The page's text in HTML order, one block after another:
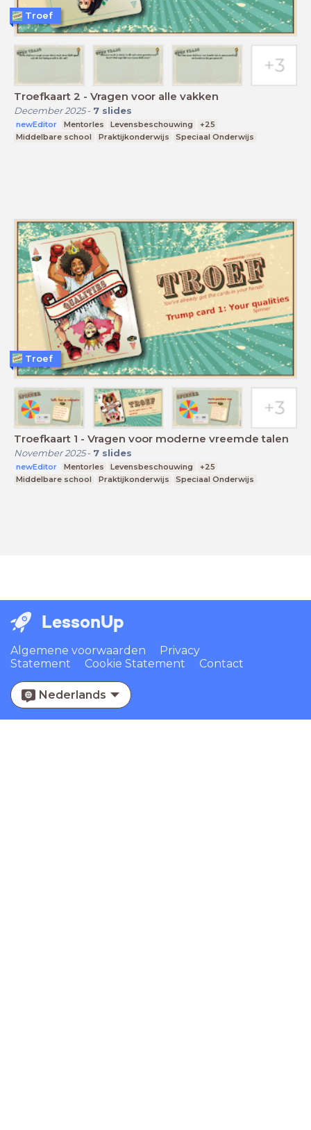
Troefkaart 2 - Vragen voor alle vakken
December 2025- 7 slides
newEditor Mentorles Levensbeschouwing
+25
Middelbare school
Praktijkonderwijs Speciaal Onderwijs
Troef
Troefkaart 1 - Vragen voor moderne vreemde talen
November 2025- 7 slides
newEditor Mentorles Levensbeschouwing
+25
Middelbare school
Praktijkonderwijs Speciaal Onderwijs
Troef
LessonUp
Algemene voorwaarden
Privacy
Statement
Cookie Statement Contact
Nederlands